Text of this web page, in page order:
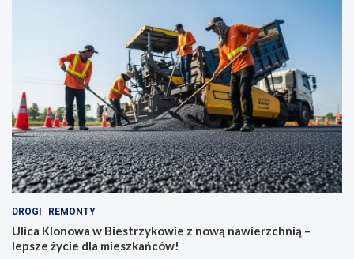
DROGI REMONTY
Ulica Klonowa w Biestrzykowie z nową nawierzchnią –
lepsze życie dla mieszkańców!